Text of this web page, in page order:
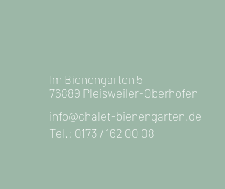
Im Bienengarten 5
76889 Pleisweiler-Oberhofen
info@chalet-bienengarten.de
​Tel.: 0173 / 162 00 08